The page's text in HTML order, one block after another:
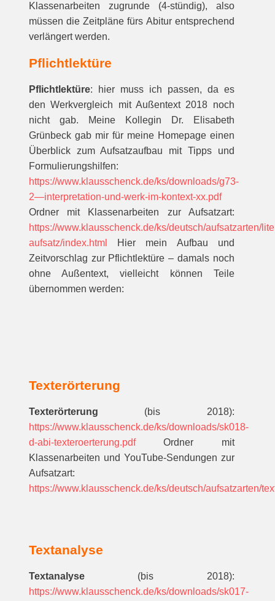
Klassenarbeiten zugrunde (4-stündig), also
müssen die Zeitpläne fürs Abitur entsprechend
verlängert werden.
Pflichtlektüre
Pflichtlektüre: hier muss ich passen, da es
den Werkvergleich mit Außentext 2018 noch
nicht gab. Meine Kollegin Dr. Elisabeth
Grünbeck gab mir für meine Homepage einen
Überblick zum Aufsatzaufbau mit Tipps und
Formulierungshilfen:
https://www.klausschenck.de/ks/downloads/g73-
2—interpretation-und-werk-im-kontext-xx.pdf
Ordner mit Klassenarbeiten zur Aufsatzart:
https://www.klausschenck.de/ks/deutsch/aufsatzarten/
aufsatz/index.html
Hier mein Aufbau und
Zeitvorschlag zur Pflichtlektüre – damals noch
ohne Außentext, vielleicht können Teile
übernommen werden:
Texterörterung
Texterörterung (bis 2018):
https://www.klausschenck.de/ks/downloads/sk018-
d-abi-texteroerterung.pdfOrdner mit
Klassenarbeiten und YouTube-Sendungen zur
Aufsatzart:
https://www.klausschenck.de/ks/deutsch/aufsatzarten/
Textanalyse
Textanalyse(bis 2018):
https://www.klausschenck.de/ks/downloads/sk017-